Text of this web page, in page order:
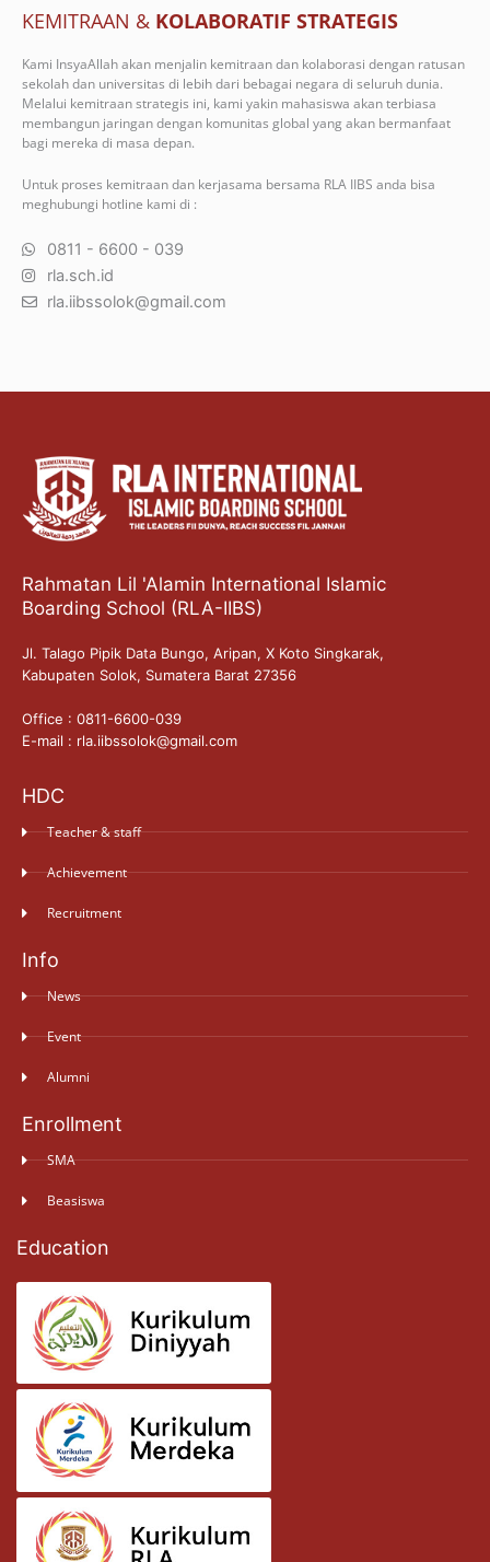
KEMITRAAN & KOLABORATIF STRATEGIS
Kami InsyaAllah akan menjalin kemitraan dan kolaborasi dengan ratusan
sekolah dan universitas di lebih dari bebagai negara di seluruh dunia.
Melalui kemitraan strategis ini, kami yakin mahasiswa akan terbiasa
membangun jaringan dengan komunitas global yang akan bermanfaat
bagi mereka di masa depan.
Untuk proses kemitraan dan kerjasama bersama RLA IIBS anda bisa
meghubungi hotline kami di :
0811 - 6600 - 039
rla.sch.id
rla.iibssolok@gmail.com
Rahmatan Lil 'Alamin International Islamic
Boarding School (RLA-IIBS)
Jl. Talago Pipik Data Bungo, Aripan, X Koto Singkarak,
Kabupaten Solok, Sumatera Barat 27356
Office : 0811-6600-039
E-mail : rla.iibssolok@gmail.com
HDC
Teacher & staff
Achievement
Recruitment
Info
News
Event
Alumni
Enrollment
SMA
Beasiswa
Education